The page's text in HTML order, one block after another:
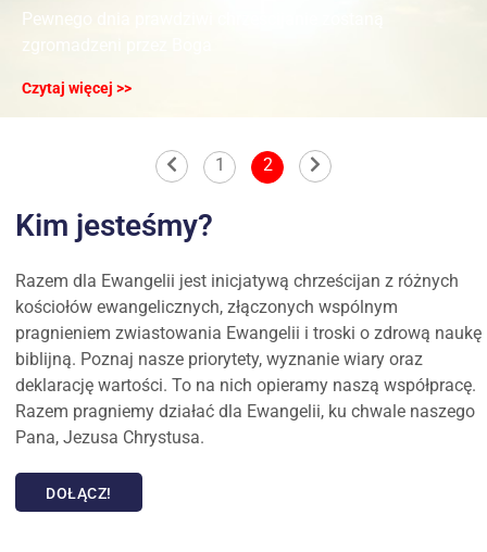
Pewnego dnia prawdziwi chrześcijanie zostaną
zgromadzeni przez Boga
Czytaj więcej >>
1 2
Kim jesteśmy?
Razem dla Ewangelii jest inicjatywą chrześcijan z różnych
kościołów ewangelicznych, złączonych wspólnym
pragnieniem zwiastowania Ewangelii i troski o zdrową naukę
biblijną. Poznaj nasze priorytety, wyznanie wiary oraz
deklarację wartości. To na nich opieramy naszą współpracę.
Razem pragniemy działać dla Ewangelii, ku chwale naszego
Pana, Jezusa Chrystusa.
DOŁĄCZ!